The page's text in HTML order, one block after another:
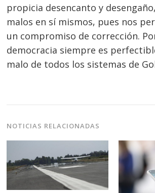
propicia desencanto y
malos en sí mismos, pues nos
un compromiso de corrección.
democracia siempre es
malo de todos los sistemas de
NOTICIAS RELACIONADAS